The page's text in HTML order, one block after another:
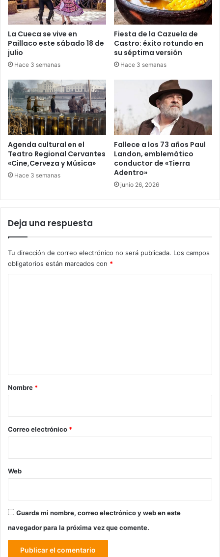
La Cueca se vive en
Paillaco este sábado 18 de
julio
Hace 3 semanas
Fiesta de la Cazuela de
Castro: éxito rotundo en
su séptima versión
Hace 3 semanas
Agenda cultural en el
Teatro Regional Cervantes
«Cine,Cerveza y Música»
Hace 3 semanas
Fallece a los 73 años Paul
Landon, emblemático
conductor de «Tierra
Adentro»
junio 26, 2026
Deja una respuesta
Tu dirección de correo electrónico no será publicada. Los campos
obligatorios están marcados con *
r
*
Nombre *
Correo electrónico *
Web
Guarda mi nombre, correo electrónico y web en este
navegador para la próxima vez que comente.